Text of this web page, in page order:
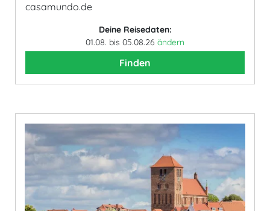
casamundo.de
Deine Reisedaten:
01.08. bis 05.08.26 ändern
Finden